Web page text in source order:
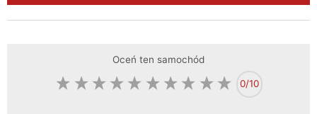
Oceń ten samochód
0/10